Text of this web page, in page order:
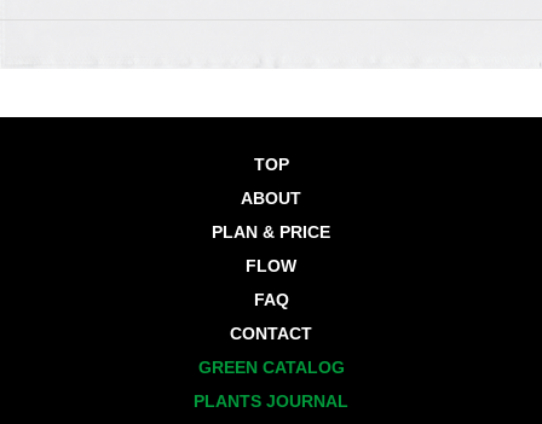
TOP
ABOUT
PLAN & PRICE
FLOW
FAQ
CONTACT
GREEN CATALOG
PLANTS JOURNAL